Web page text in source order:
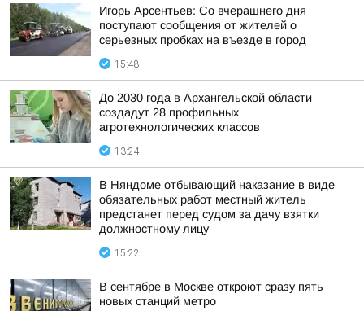
Игорь Арсентьев: Со вчерашнего дня
поступают сообщения от жителей о
серьезных пробках на въезде в город
15:48
До 2030 года в Архангельской области
создадут 28 профильных
агротехнологических классов
13:24
В Няндоме отбывающий наказание в виде
обязательных работ местный житель
предстанет перед судом за дачу взятки
должностному лицу
15:22
В сентябре в Москве откроют сразу пять
новых станций метро